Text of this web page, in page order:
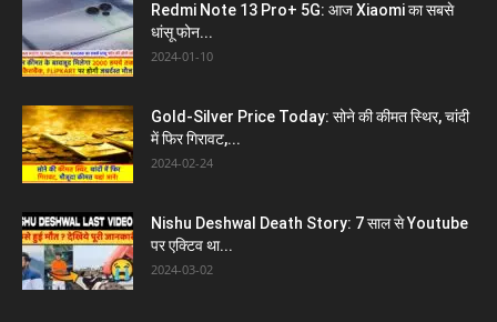
Redmi Note 13 Pro+ 5G: आज Xiaomi का सबसे
धांसू फोन...
2024-01-10
Gold-Silver Price Today: सोने की कीमत स्थिर, चांदी
में फिर गिरावट,...
2024-02-24
Nishu Deshwal Death Story: 7 साल से Youtube
पर एक्टिव था...
2024-03-02